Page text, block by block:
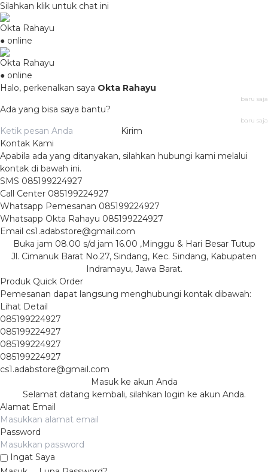
Silahkan klik untuk chat ini
Okta Rahayu
● online
Okta Rahayu
● online
Halo, perkenalkan saya Okta Rahayu
baru saja
Ada yang bisa saya bantu?
baru saja
Kirim
Kontak Kami
Apabila ada yang ditanyakan, silahkan hubungi kami melalui
kontak di bawah ini.
SMS 085199224927
Call Center 085199224927
Whatsapp Pemesanan 085199224927
Whatsapp Okta Rahayu 085199224927
Email cs1.adabstore@gmail.com
Buka jam 08.00 s/d jam 16.00 ,Minggu & Hari Besar Tutup
Jl. Cimanuk Barat No.27, Sindang, Kec. Sindang, Kabupaten
Indramayu, Jawa Barat.
Produk Quick Order
Pemesanan dapat langsung menghubungi kontak dibawah:
Lihat Detail
085199224927
085199224927
085199224927
085199224927
cs1.adabstore@gmail.com
Masuk ke akun Anda
Selamat datang kembali, silahkan login ke akun Anda.
Alamat Email
Password
Ingat Saya